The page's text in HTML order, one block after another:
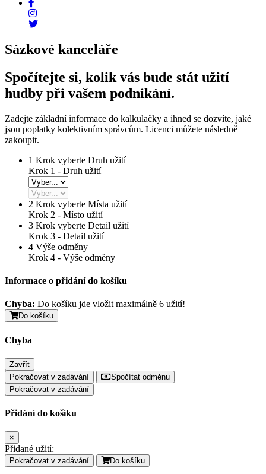
Sázkové kanceláře
Spočítejte si, kolik vás bude stát užití
hudby při vašem podnikání.
Zadejte základní informace do kalkulačky a ihned se dozvíte, jaké
jsou poplatky kolektivním správcům. Licenci můžete následně
zakoupit.
1 Krok vyberte Druh užití
Krok 1 - Druh užití
2 Krok vyberte Místa užití
Krok 2 - Místo užití
3 Krok vyberte Detail užití
Krok 3 - Detail užití
4 Výše odměny
Krok 4 - Výše odměny
Informace o přidání do košíku
Chyba: Do košíku jde vložit maximálně 6 užití!
Do košíku
Chyba
Zavřít
Pokračovat v zadávání
Spočítat odměnu
Pokračovat v zadávání
Přidání do košíku
×
Přidané užití:
Pokračovat v zadávání Do košíku